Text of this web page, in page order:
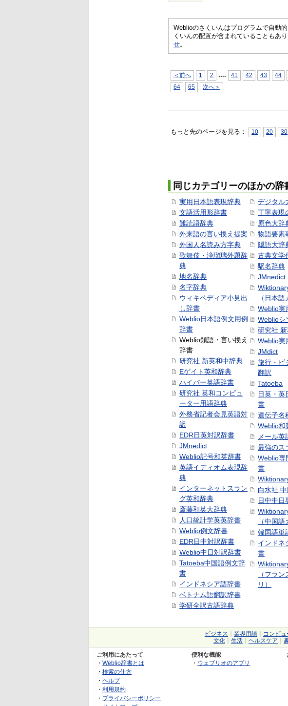
Weblioのさくいんはプログラムで自動
くいんの配置が含まれていることもあ
せ。
＜前へ 1 2 .... 41 42 43 44
64 65 次へ＞
もっと先のページを見る： 10 20 30
同じカテゴリーのほかの辞
実用日本語表現辞典
文語活用形辞書
難読語辞典
外来語の言い換え提案
外国人名読み方字典
歌舞伎・浄瑠璃外題辞
典
地名辞典
名字辞典
ウィキペディア小見出
し辞書
Weblio日本語例文用例
辞書
Weblio類語・言い換え
辞書
研究社 新英和中辞典
Eゲイト英和辞典
ハイパー英語辞書
研究社 英和コンピュ
ーター用語辞典
外務省記者会見英語対
訳
EDR日英対訳辞書
JMnedict
Weblio記号和英辞書
英語イディオム表現辞
典
インターネットスラン
グ英和辞典
斎藤和英大辞典
人口統計学英英辞書
Weblio例文辞書
EDR日中対訳辞書
Weblio中日対訳辞書
Tatoeba中国語例文辞
書
インドネシア語辞書
ベトナム語翻訳辞書
学研全訳古語辞典
デジタル
丁寧表現
原色大辞
物語要素
隠語大辞
古典文学
駅名辞典
JMnedict
（日本語
Weblio実
Weblioシ
研究社
Weblio実
JMdict
旅行・ビ
翻訳
Tatoeba
日英・英
書
遺伝子名
Weblio和
メール英
最強のス
Weblio専
書
白水社
日中中日
（中国語
韓国語単
インドネ
書
（フラ
リ）
ビジネス 業界用語 コンピュ
文化
生活 ヘルスケア
ご利用にあたって
・ Weblio辞書とは
・ 検索の仕方
・ ヘルプ
・ 利用規約
・ プライバシーポリシー
便利な機能
・ ウェブリオのアプリ